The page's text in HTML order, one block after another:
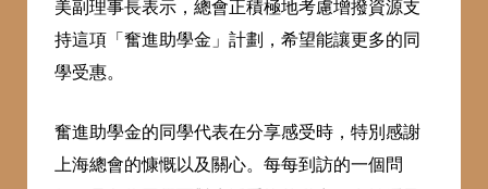
美副理事長表示，總會正積極地考慮增撥資源支
持這項「奮進助學金」計劃，希望能讓更多的同
學受惠。
奮進助學金的同學代表在分享感受時，特別感謝
上海總會的慷慨以及關心。每每到訪的一個問